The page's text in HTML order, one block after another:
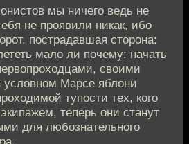
мы ничего ведь не
не проявили никак, ибо
пострадавшая сторона:
мало ли почему: начать
своими
условном Марсе яблони
тупости тех, кого
теперь они станут
для любознательного